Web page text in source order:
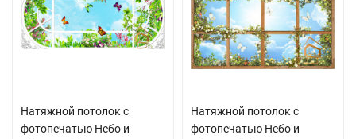
Натяжной потолок с
фотопечатью Небо и
Натяжной потолок с
фотопечатью Небо и